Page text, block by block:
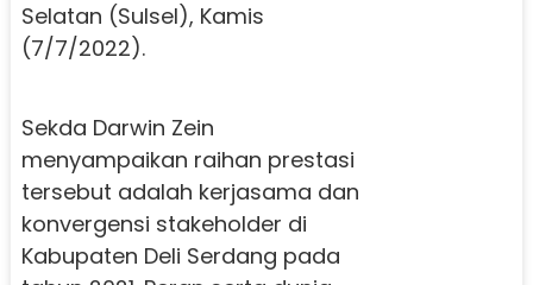
Selatan (Sulsel), Kamis
(7/7/2022).
Sekda Darwin Zein
menyampaikan raihan prestasi
tersebut adalah kerjasama dan
konvergensi stakeholder di
Kabupaten Deli Serdang pada